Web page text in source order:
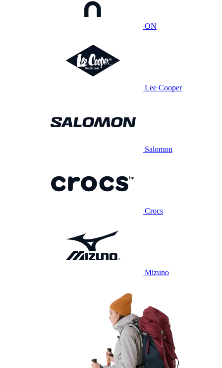
ON
Lee Cooper
Salomon
Crocs
Mizuno